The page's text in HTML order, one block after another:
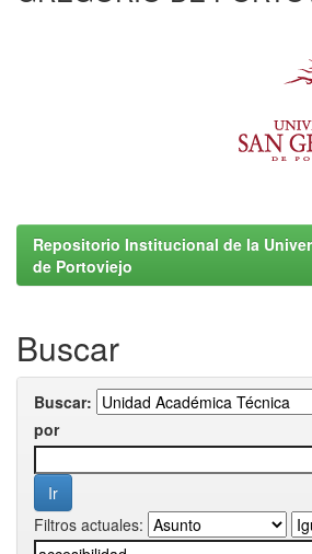
Repositorio Institucional de la
de Portoviejo
Buscar
Buscar:
por
Filtros actuales: